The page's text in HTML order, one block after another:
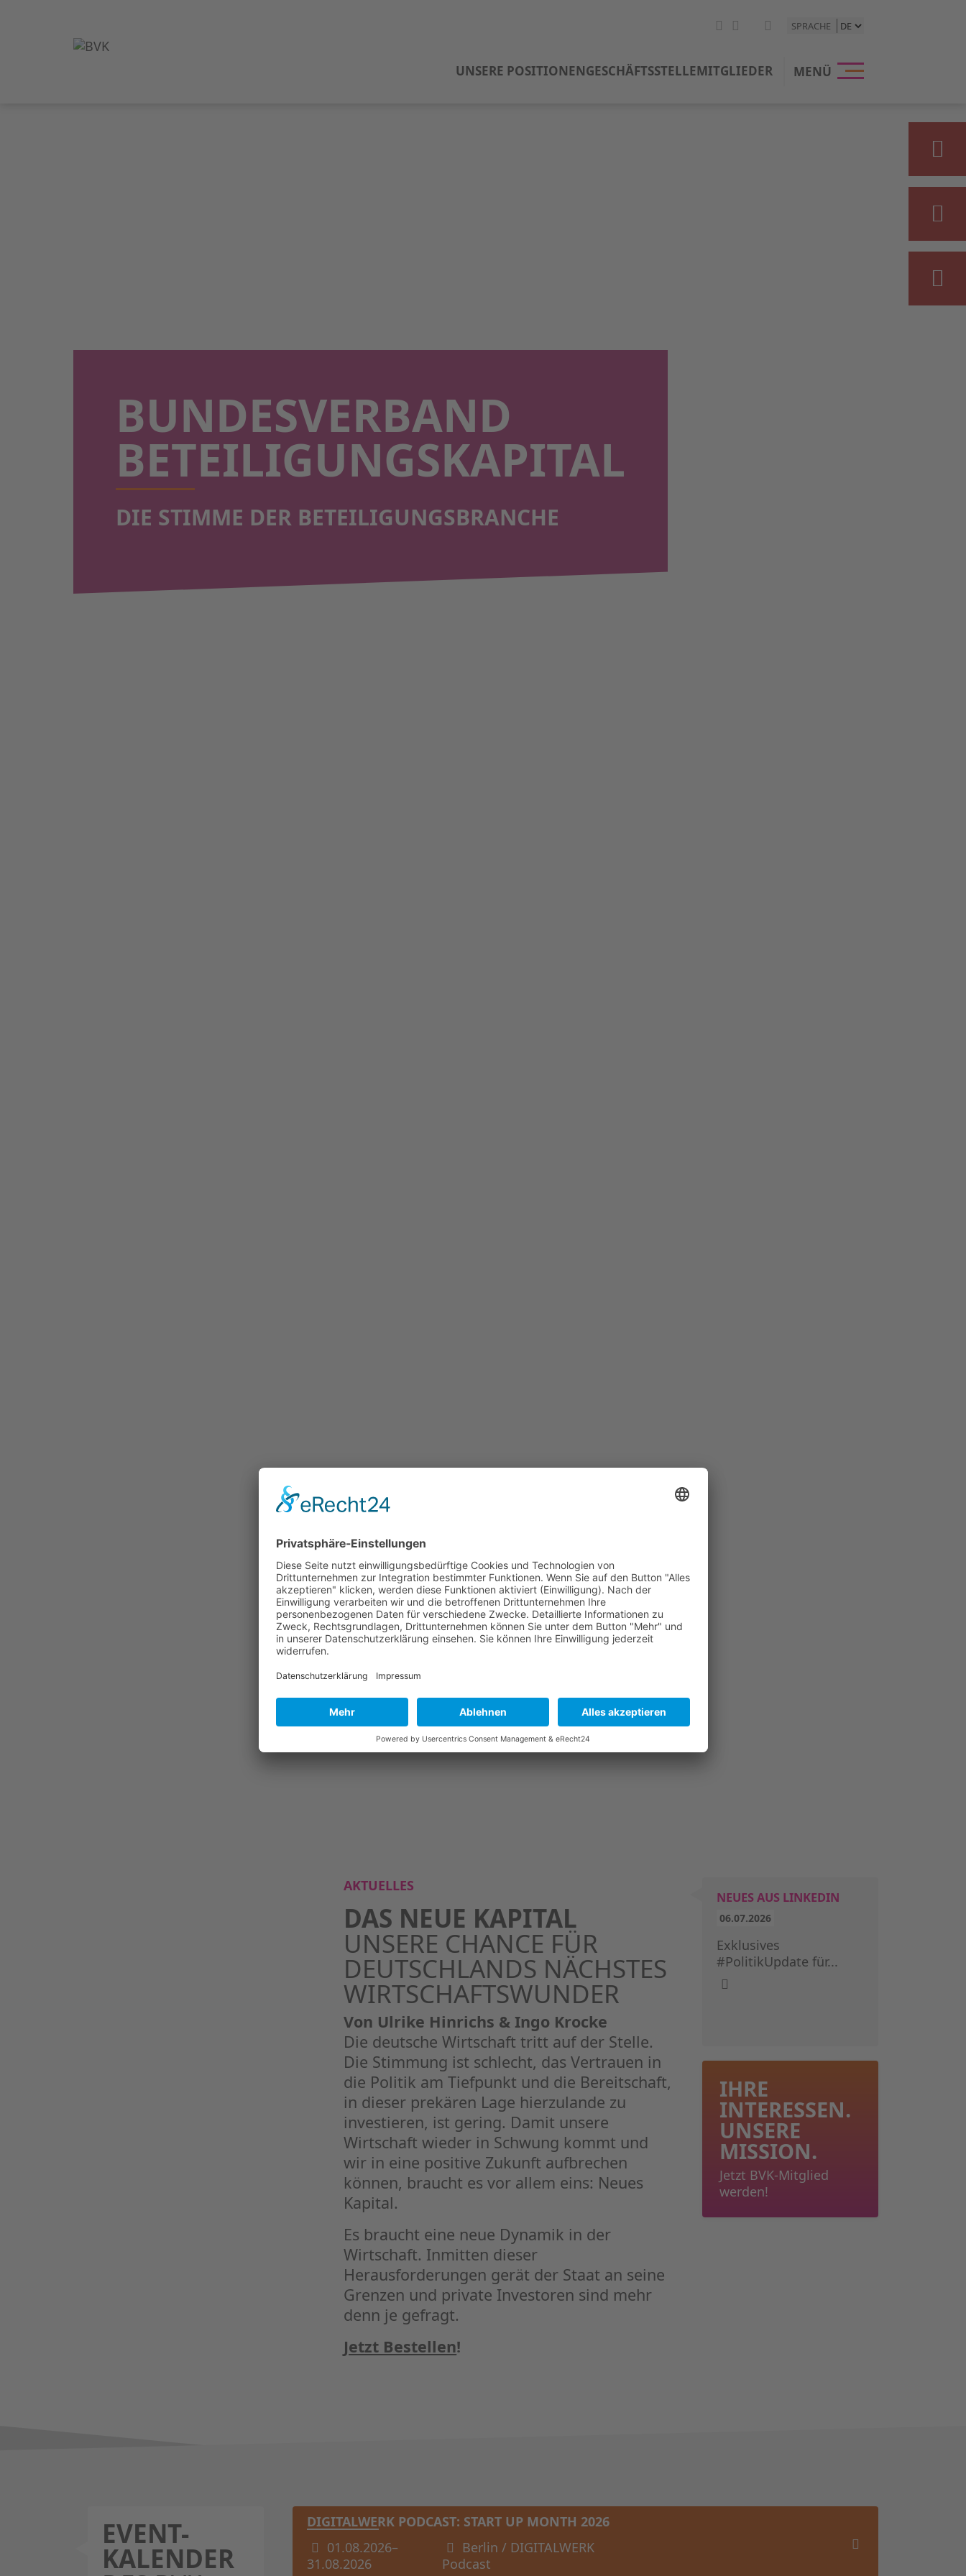
SPRACHE
UNSERE POSITIONENGESCHÄFTSSTELLEMITGLIEDER MENÜ
BUNDESVERBAND
BETEILIGUNGS­KAPITAL
DIE STIMME DER BETEILIGUNGS­BRANCHE
AKTUELLES
DAS NEUE KAPITAL
UNSERE CHANCE FÜR
DEUTSCHLANDS NÄCHSTES
WIRTSCHAFTS­WUNDER
Von Ulrike Hinrichs & Ingo Krocke
Die deutsche Wirtschaft tritt auf der Stelle.
Die Stimmung ist schlecht, das Vertrauen in
die Politik am Tiefpunkt und die Bereitschaft,
in dieser prekären Lage hierzulande zu
investieren, ist gering. Damit unsere
Wirtschaft wieder in Schwung kommt und
wir in eine positive Zukunft aufbrechen
können, braucht es vor allem eins: Neues
Kapital.
Es braucht eine neue Dynamik in der
Wirtschaft. Inmitten dieser
Herausforderungen gerät der Staat an seine
Grenzen und private Investoren sind mehr
denn je gefragt.
Jetzt Bestellen!
NEUES AUS LINKEDIN
06.07.2026
Exklusives
#PolitikUpdate für...
IHRE
INTERESSEN.
UNSERE
MISSION.
Jetzt BVK-Mitglied
werden!
EVENT-
KALENDER
Aug
DIGITALWERK PODCAST: START UP MONTH 2026
01.08.2026–
31.08.2026
Berlin / DIGITALWERK
Podcast